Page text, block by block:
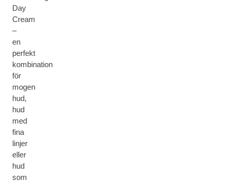
Day
Cream
–
en
perfekt
kombination
för
mogen
hud,
hud
med
fina
linjer
eller
hud
som